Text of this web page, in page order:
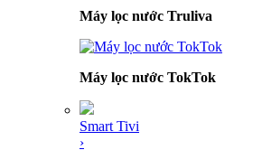
Máy lọc nước Truliva
Máy lọc nước TokTok
Smart Tivi
›